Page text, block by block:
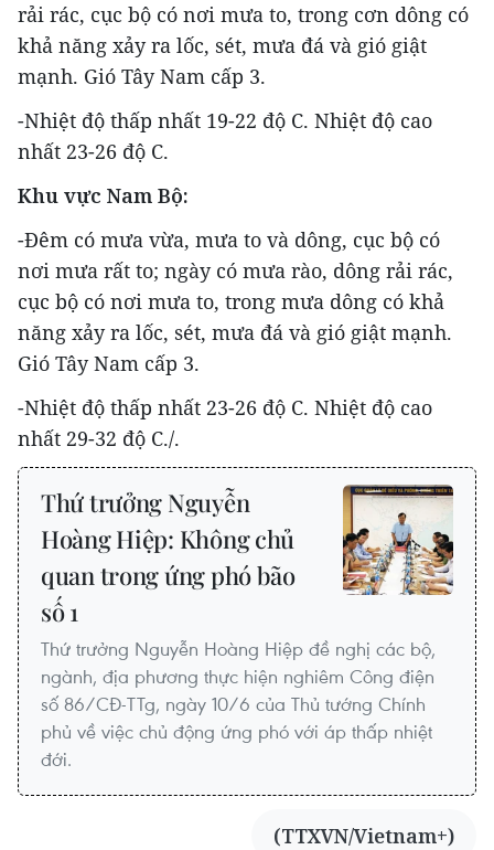
rải rác, cục bộ có nơi mưa to, trong cơn dông có
khả năng xảy ra lốc, sét, mưa đá và gió giật
mạnh. Gió Tây Nam cấp 3.
-Nhiệt độ thấp nhất 19-22 độ C. Nhiệt độ cao
nhất 23-26 độ C.
Khu vực Nam Bộ:
-Đêm có mưa vừa, mưa to và dông, cục bộ có
nơi mưa rất to; ngày có mưa rào, dông rải rác,
cục bộ có nơi mưa to, trong mưa dông có khả
năng xảy ra lốc, sét, mưa đá và gió giật mạnh.
Gió Tây Nam cấp 3.
-Nhiệt độ thấp nhất 23-26 độ C. Nhiệt độ cao
nhất 29-32 độ C./.
Thứ trưởng Nguyễn
Hoàng Hiệp: Không chủ
quan trong ứng phó bão
số 1
Thứ trưởng Nguyễn Hoàng Hiệp đề nghị các bộ,
ngành, địa phương thực hiện nghiêm Công điện
số 86/CĐ-TTg, ngày 10/6 của Thủ tướng Chính
phủ về việc chủ động ứng phó với áp thấp nhiệt
đới.
(TTXVN/Vietnam+)